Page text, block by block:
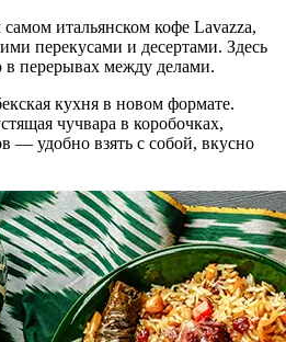
итальянском кофе Lavazza,
перекусами и десертами. Здесь
перерывах между делами.
кухня в новом формате.
чучвара в коробочках,
— удобно взять с собой, вкусно